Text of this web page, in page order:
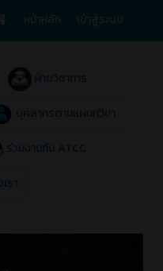
หน้าหลัก เข้าสู่ระบบ
ฝ่ายวิชาการ
บุคลากรตามแผนกวิชา
ร่วมงานกับ ATCC
รา